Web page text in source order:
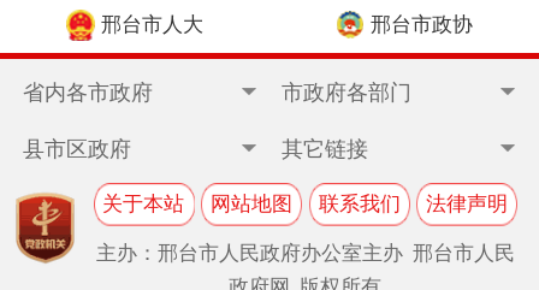
邢台市人大 邢台市政协
省内各市政府 市政府各部门
县市区政府 其它链接
关于本站 网站地图 联系我们 法律声明
主办：邢台市人民政府办公室主办 邢台市人民